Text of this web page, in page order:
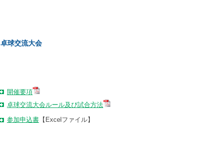
卓球交流大会
開催要項
卓球交流大会ルール及び試合方法
参加申込書 【Excelファイル】